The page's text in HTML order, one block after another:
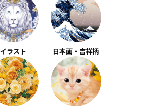
イラスト 日本画・吉祥柄